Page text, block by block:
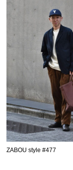
ZABOU style #477